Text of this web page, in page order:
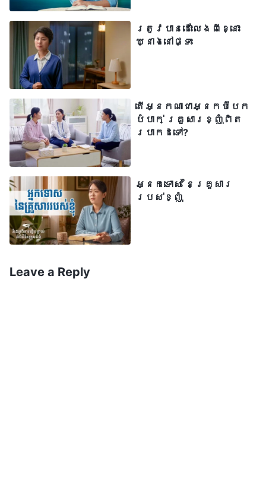
ដែលបោះបង់ចោលព្រះជាម្ចាស់ និងក្បត់
ព្រះអង្គ។ កិច្ចការរបស់ព្រះដ៏មានគ្រប់
ព្រះចេស្ដាខុសពីកិច្ចការរបស់
ព្រះអម្ចាស់យេស៊ូវ ហើយព្រះនាមរបស់
ព្រះជាម្ចាស់បានផ្លាស់ប្ដូរ ប៉ុន្តែទ្រង់គឺជា
ព្រះតែមួយ។ ព្រះជាម្ចាស់គ្រាន់តែធ្វើកិច្ច
ការខុសៗគ្នានៅក្នុងយុគសម័យខុសៗគ្នា
ប៉ុណ្ណោះ។ ព្រះអម្ចាស់យេស៊ូវបានធ្វើកិច្ចការ
នៃការប្រោសលោះនៅក្នុងយុគសម័យនៃព្រះគុណ
ដែលគ្រាន់តែជាការអត់ទោសបាបរបស់យើង
ប៉ុណ្ណោះ។ ព្រះអង្គមិនបានដោះស្រាយ
ធម្មជាតិបាបរបស់មនុស្សជាតិទេ។ នោះហើយជា
មូលហេតុដែលព្រះអង្គបានសន្យាថា ព្រះអង្គ
ការជំនុំជម្រះ។ ព្រះដ៏មានគ្រប់ព្រះចេស្ដា
ត្រូវបានដោះលែងពីខ្នោះ
ឃ្នាងនៅផ្ទះ
តើអ្នកណាជាអ្នកបំបែក
បំបាក់ គ្រួសារខ្ញុំពិត
ប្រាកដទៅ?
អ្នកទោស នៃគ្រួសារ
របស់ខ្ញុំ
Leave a Reply